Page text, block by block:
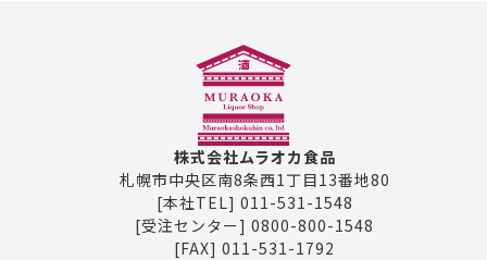
株式会社ムラオカ食品
札幌市中央区南8条西1丁目13番地80
[本社TEL] 011-531-1548
[受注センター] 0800-800-1548
[FAX] 011-531-1792